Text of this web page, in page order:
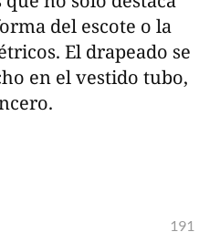
del escote o la
El drapeado se
en el vestido tubo,
191